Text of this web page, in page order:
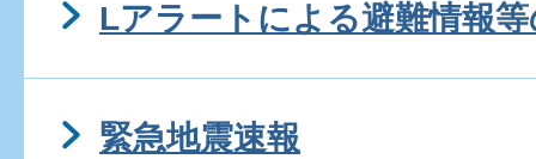
Lアラートによる避難情報
緊急地震速報